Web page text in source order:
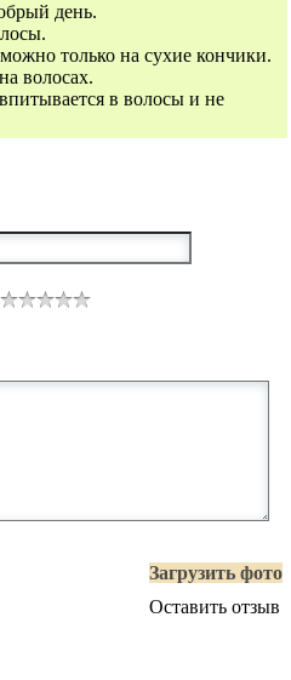
день.
только на сухие кончики.
волосах.
в волосы и не
Загрузить фото
Оставить отзыв